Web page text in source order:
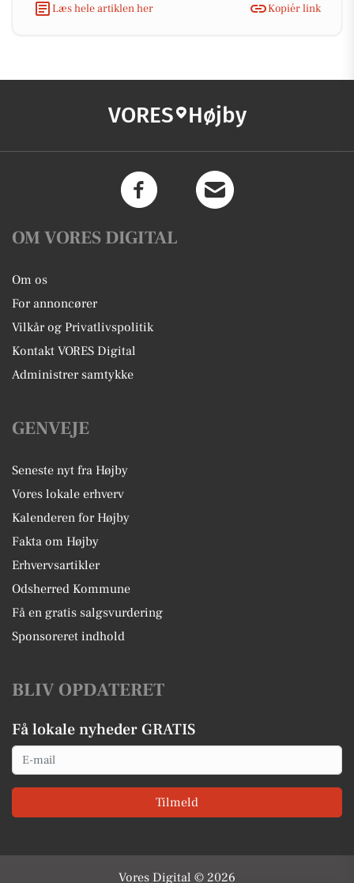
Læs hele artiklen her
Kopiér link
VORES Højby
OM VORES DIGITAL
Om os
For annoncører
Vilkår og Privatlivspolitik
Kontakt VORES Digital
Administrer samtykke
GENVEJE
Seneste nyt fra Højby
Vores lokale erhverv
Kalenderen for Højby
Fakta om Højby
Erhvervsartikler
Odsherred Kommune
Få en gratis salgsvurdering
Sponsoreret indhold
BLIV OPDATERET
Få lokale nyheder GRATIS
Email
Tilmeld
Vores Digital © 2026